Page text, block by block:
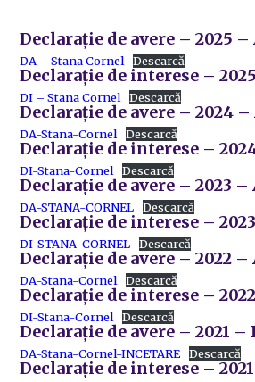
Declarație de avere – 2025 –
DA – Stana Cornel Descarcă
Declarație de interese –
DI – Stana Cornel Descarcă
Declarație de avere – 2024 –
DA-Stana-Cornel Descarcă
Declarație de interese –
DI-Stana-Cornel Descarcă
Declarație de avere – 2023 –
DA-STANA-CORNEL Descarcă
Declarație de interese –
DI-STANA-CORNEL Descarcă
Declarație de avere – 2022 –
DA-Stana-Cornel Descarcă
Declarație de interese –
DI-Stana-Cornel Descarcă
Declarație de avere – 2021
DA-Stana-Cornel-INCETARE Descarcă
Declarație de interese –